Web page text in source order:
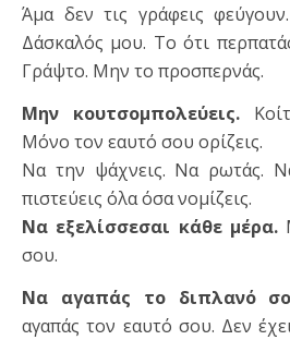
Άμα δεν τις γράφεις
Δάσκαλός μου. Το ότι
Γράψτο. Μην το προσπερνάς.
Μην κουτσομπολεύεις.
Μόνο τον εαυτό σου ορίζεις.
Να την ψάχνεις. Να ρωτάς.
πιστεύεις όλα όσα νομίζεις.
Να εξελίσσεσαι κάθε μέρα.
σου.
Να αγαπάς το διπλανό
αγαπάς τον εαυτό σου. Δεν